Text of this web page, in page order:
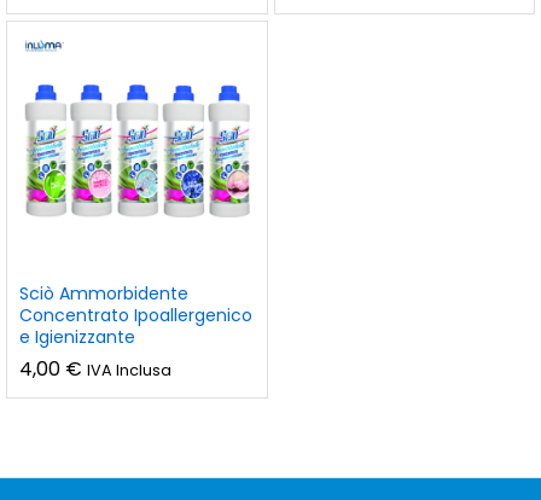
Sciò Ammorbidente
Concentrato Ipoallergenico
e Igienizzante
4,00 € IVA Inclusa